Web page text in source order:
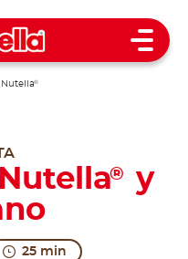
Open
®
®
y
25 min